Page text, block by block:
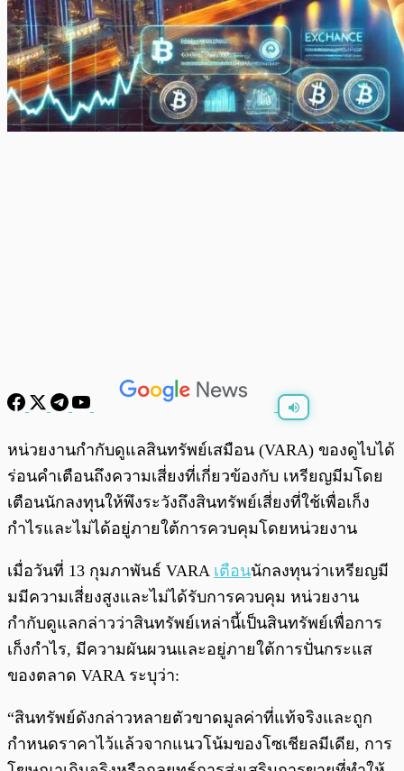
พร้อมเล่น 0:00
หน่วยงานกำกับดูแลสินทรัพย์เสมือน (VARA) ของดูไบได้
ร่อนคำเตือนถึงความเสี่ยงที่เกี่ยวข้องกับ เหรียญมีมโดย
เตือนนักลงทุนให้พึงระวังถึงสินทรัพย์เสี่ยงที่ใช้เพื่อเก็ง
กำไรและไม่ได้อยู่ภายใต้การควบคุมโดยหน่วยงาน
เมื่อวันที่ 13 กุมภาพันธ์ VARA เตือนนักลงทุนว่าเหรียญมี
มมีความเสี่ยงสูงและไม่ได้รับการควบคุม หน่วยงาน
กำกับดูแลกล่าวว่าสินทรัพย์เหล่านี้เป็นสินทรัพย์เพื่อการ
เก็งกำไร, มีความผันผวนและอยู่ภายใต้การปั่นกระแส
ของตลาด VARA ระบุว่า:
“สินทรัพย์ดังกล่าวหลายตัวขาดมูลค่าที่แท้จริงและถูก
กำหนดราคาไว้แล้วจากแนวโน้มของโซเชียลมีเดีย, การ